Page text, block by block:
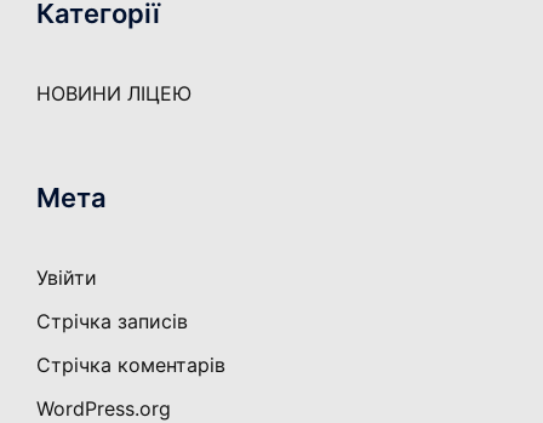
Категорії
НОВИНИ ЛІЦЕЮ
Мета
Увійти
Стрічка записів
Стрічка коментарів
WordPress.org